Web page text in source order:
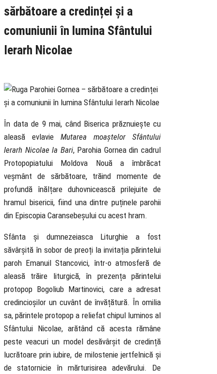
sărbătoare a credinței și a
comuniunii în lumina Sfântului
Ierarh Nicolae
În data de 9 mai, când Biserica prăznuiește cu
aleasă evlavie Mutarea moaștelor Sfântului
Ierarh Nicolae la Bari, Parohia Gornea din cadrul
Protopopiatului Moldova Nouă a îmbrăcat
veșmânt de sărbătoare, trăind momente de
profundă înălțare duhovnicească prilejuite de
hramul bisericii, fiind una dintre puținele parohii
din Episcopia Caransebeșului cu acest hram.
Sfânta și dumnezeiasca Liturghie a fost
săvârșită în sobor de preoți la invitația părintelui
paroh Emanuil Stancovici, într-o atmosferă de
aleasă trăire liturgică, în prezența părintelui
protopop Bogoliub Martinovici, care a adresat
credincioșilor un cuvânt de învățătură. În omilia
sa, părintele protopop a reliefat chipul luminos al
Sfântului Nicolae, arătând că acesta rămâne
peste veacuri un model desăvârșit de credință
lucrătoare prin iubire, de milostenie jertfelnică și
de statornicie în mărturisirea adevărului. De